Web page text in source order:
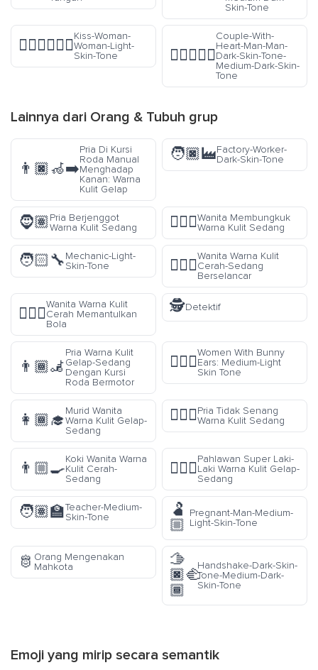
Skin-Tone
👩🏻‍❤️‍💋‍👩🏻
Kiss-Woman-
Woman-Light-
Skin-Tone
👨🏿‍❤️‍👨🏾
Couple-With-
Heart-Man-Man-
Dark-Skin-Tone-
Medium-Dark-Skin-
Tone
Lainnya dari Orang & Tubuh grup
👨🏿‍🦽‍➡️
Pria Di Kursi
Roda Manual
Menghadap
Kanan: Warna
Kulit Gelap
🧑🏿‍🏭Factory-Worker-
Dark-Skin-Tone
🧔🏽Pria Berjenggot
Warna Kulit Sedang
🙇🏽‍♀️Wanita Membungkuk
Warna Kulit Sedang
🧑🏻‍🔧Mechanic-Light-
Skin-Tone
🏄🏼‍♀️
Wanita Warna Kulit
Cerah-Sedang
Berselancar
⛹🏻‍♀️
Wanita Warna Kulit
Cerah Memantulkan
Bola
🕵️Detektif
👨🏾‍🦼
Pria Warna Kulit
Gelap-Sedang
Dengan Kursi
Roda Bermotor
👯🏼‍♀️
Women With Bunny
Ears: Medium-Light
Skin Tone
👩🏾‍🎓
Murid Wanita
Warna Kulit Gelap-
Sedang
🙎🏽‍♂️Pria Tidak Senang
Warna Kulit Sedang
👨🏼‍🍳
Koki Wanita Warna
Kulit Cerah-
Sedang
🦸🏾‍♂️
Pahlawan Super Laki-
Laki Warna Kulit Gelap-
Sedang
🧑🏽‍🏫Teacher-Medium-
Skin-Tone
🫃
🏼
Pregnant-Man-Medium-
Light-Skin-Tone
🫅 Orang Mengenakan
Mahkota
🫱
🏿‍🫲
🏾
Handshake-Dark-Skin-
Tone-Medium-Dark-
Skin-Tone
Emoji yang mirip secara semantik